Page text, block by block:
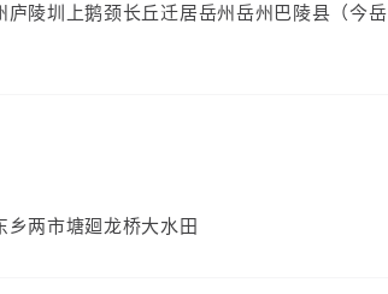
陵圳上鹅颈长丘迁居岳州岳州巴陵县（今岳
乡两市塘廻龙桥大水田